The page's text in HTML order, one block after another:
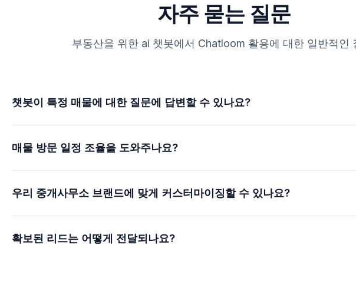
자주 묻는 질문
부동산을 위한 ai 챗봇에서 Chatloom 활용에 대한 일반적인
챗봇이 특정 매물에 대한 질문에 답변할 수 있나요?
매물 방문 일정 조율을 도와주나요?
우리 중개사무소 브랜드에 맞게 커스터마이징할 수 있나요?
확보된 리드는 어떻게 전달되나요?